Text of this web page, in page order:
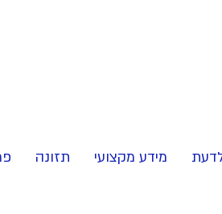
מידע מקצועי תזונה